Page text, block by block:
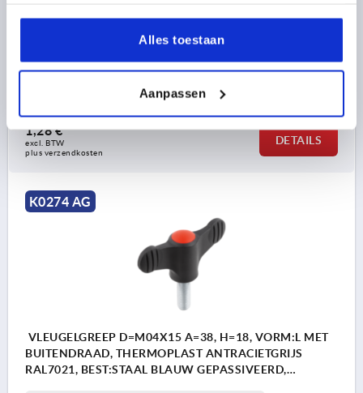
Alles toestaan
Aanpassen
SCHROEFDRAADLENGTE=15
GREEPLENGTE=38
BREEDTE=4,5
D2=12 HOOGTE=18 H1=8,5
K0274.9045X15
1,28 €
excl. BTW
plus verzendkosten
DETAILS
K0274 AG
VLEUGELGREEP D=M04X15 A=38, H=18, VORM:L MET
BUITENDRAAD, THERMOPLAST ANTRACIETGRIJS
RAL7021, BEST:STAAL BLAUW GEPASSIVEERD,